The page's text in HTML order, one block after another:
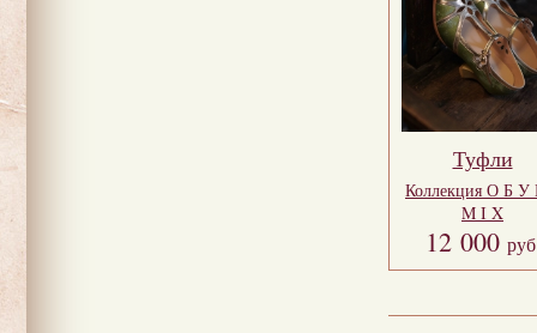
Туфли
Коллекция О Б У
M I X
12 000